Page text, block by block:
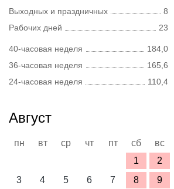
Выходных и праздничных
8
Рабочих дней
23
40-часовая неделя
184,0
36-часовая неделя
165,6
24-часовая неделя
110,4
Август
пн вт ср чт пт сб
вс
1
2
3
4 5 6 7 8
9